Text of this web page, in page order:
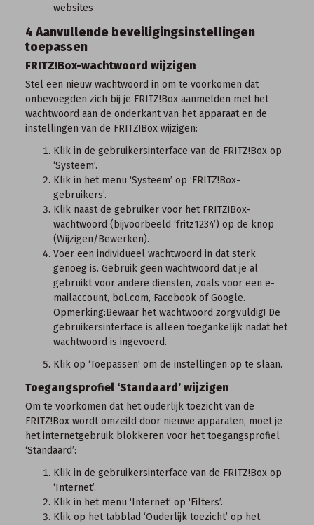
websites
4 Aanvullende beveiligingsinstellingen
toepassen
FRITZ!Box-wachtwoord wijzigen
Stel een nieuw wachtwoord in om te voorkomen dat
onbevoegden zich bij je FRITZ!Box aanmelden met het
wachtwoord aan de onderkant van het apparaat en de
instellingen van de FRITZ!Box wijzigen:
Klik in de gebruikersinterface van de FRITZ!Box op
‘Systeem’.
Klik in het menu ‘Systeem’ op ‘FRITZ!Box-
gebruikers’.
Klik naast de gebruiker voor het FRITZ!Box-
wachtwoord (bijvoorbeeld ‘fritz1234’) op de knop
(Wijzigen/Bewerken).
Voer een individueel wachtwoord in dat sterk
genoeg is. Gebruik geen wachtwoord dat je al
gebruikt voor andere diensten, zoals voor een e-
mailaccount, bol.com, Facebook of Google.
Opmerking:Bewaar het wachtwoord zorgvuldig! De
gebruikersinterface is alleen toegankelijk nadat het
wachtwoord is ingevoerd.
Klik op ‘Toepassen’ om de instellingen op te slaan.
Toegangsprofiel ‘Standaard’ wijzigen
Om te voorkomen dat het ouderlijk toezicht van de
FRITZ!Box wordt omzeild door nieuwe apparaten, moet je
het internetgebruik blokkeren voor het toegangsprofiel
‘Standaard’:
Klik in de gebruikersinterface van de FRITZ!Box op
‘Internet’.
Klik in het menu ‘Internet’ op ‘Filters’.
Klik op het tabblad ‘Ouderlijk toezicht’ op het